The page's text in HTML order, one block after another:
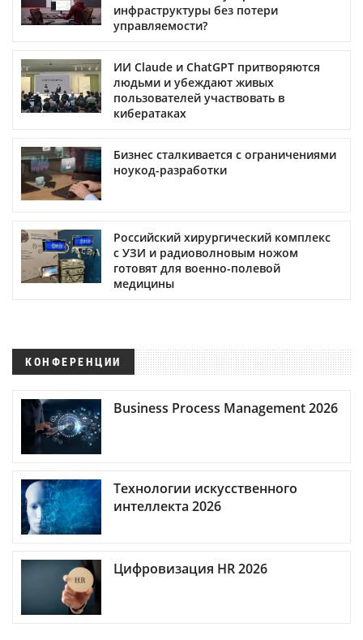
инфраструктуры без потери
управляемости?
ИИ Claude и ChatGPT притворяются
людьми и убеждают живых
пользователей участвовать в
кибератаках
Бизнес сталкивается с ограничениями
ноукод-разработки
Российский хирургический комплекс
с УЗИ и радиоволновым ножом
готовят для военно-полевой
медицины
КОНФЕРЕНЦИИ
Business Process Management 2026
Технологии искусственного
интеллекта 2026
Цифровизация HR 2026